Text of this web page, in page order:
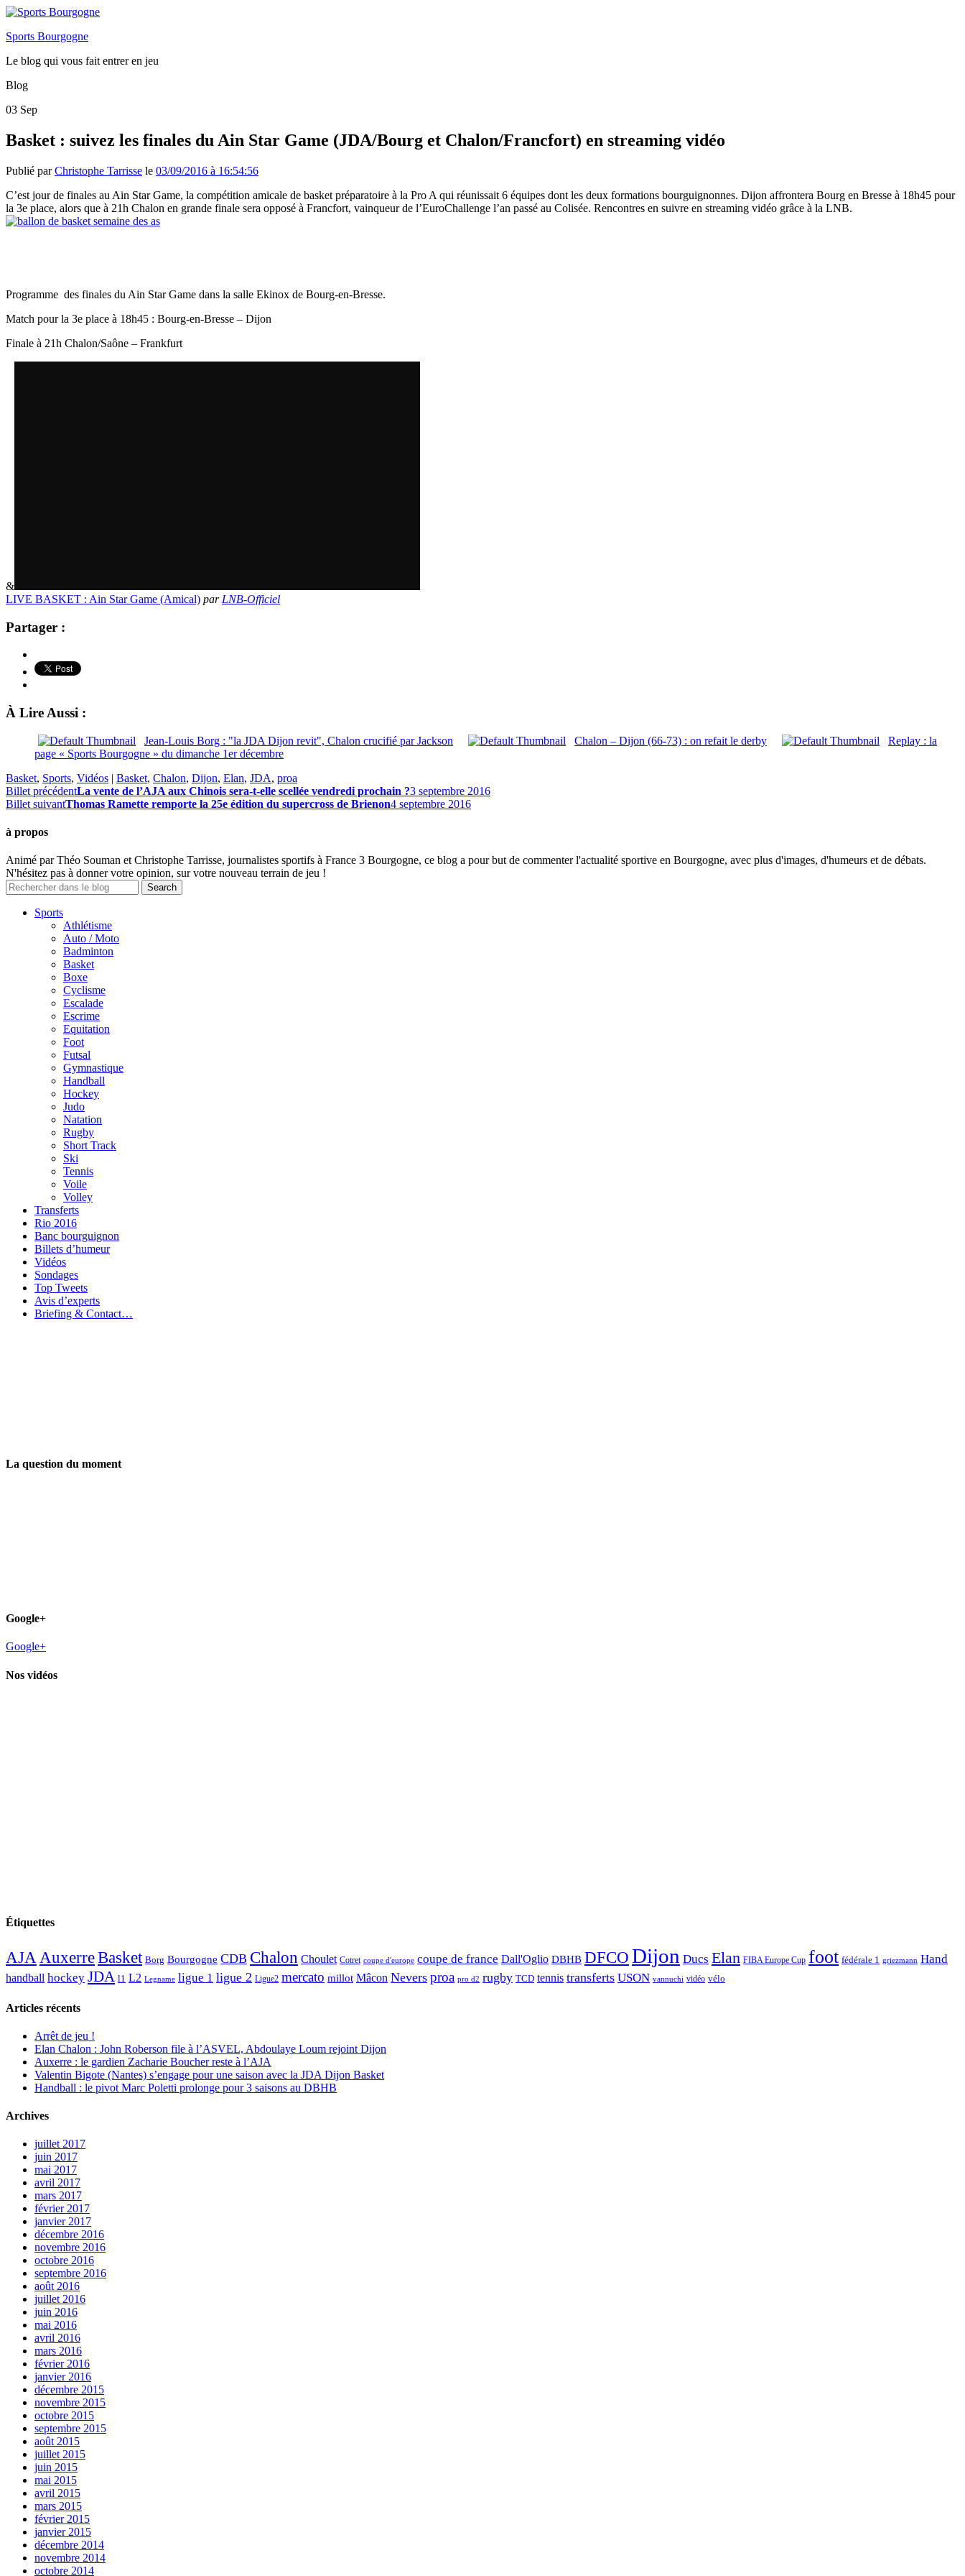
Sports Bourgogne
Le blog qui vous fait entrer en jeu
Blog
03 Sep
Basket : suivez les finales du Ain Star Game (JDA/Bourg et Chalon/Francfort) en streaming vidéo
Publié parChristophe Tarrisse le 03/09/2016 à 16:54:56
C’est jour de finales au Ain Star Game, la compétition amicale de basket préparatoire à la Pro A qui réunissait 6 équipes dont les deux formations bourguignonnes. Dijon affrontera Bourg en Bresse à 18h45 pour
la 3e place, alors que à 21h Chalon en grande finale sera opposé à Francfort, vainqueur de l’EuroChallenge l’an passé au Colisée. Rencontres en suivre en streaming vidéo grâce à la LNB.
Programme des finales du Ain Star Game dans la salle Ekinox de Bourg-en-Bresse.
Match pour la 3e place à 18h45 : Bourg-en-Bresse – Dijon
Finale à 21h Chalon/Saône – Frankfurt
&
LIVE BASKET : Ain Star Game (Amical) par LNB-Officiel
Partager :
À Lire Aussi :
Jean-Louis Borg : "la JDA Dijon revit", Chalon crucifié par Jackson Chalon – Dijon (66-73) : on refait le derby
Replay : la
page « Sports Bourgogne » du dimanche 1er décembre
Basket, Sports, Vidéos | Basket, Chalon, Dijon, Elan, JDA, proa
Billet précédentLa vente de l’AJA aux Chinois sera-t-elle scellée vendredi prochain ?3 septembre 2016
Billet suivantThomas Ramette remporte la 25e édition du supercross de Brienon4 septembre 2016
à propos
Animé par Théo Souman et Christophe Tarrisse, journalistes sportifs à France 3 Bourgogne, ce blog a pour but de commenter l'actualité sportive en Bourgogne, avec plus d'images, d'humeurs et de débats.
N'hésitez pas à donner votre opinion, sur votre nouveau terrain de jeu !
Sports
Athlétisme
Auto / Moto
Badminton
Basket
Boxe
Cyclisme
Escalade
Escrime
Equitation
Foot
Futsal
Gymnastique
Handball
Hockey
Judo
Natation
Rugby
Short Track
Ski
Tennis
Voile
Volley
Transferts
Rio 2016
Banc bourguignon
Billets d’humeur
Vidéos
Sondages
Top Tweets
Avis d’experts
Briefing & Contact…
La question du moment
Google+
Google+
Nos vidéos
Étiquettes
AJAAuxerreBasket Borg Bourgogne CDB Chalon Choulet Cotret coupe d'europe coupe de france Dall'Oglio DBHB DFCODijon Ducs Elan FIBA Europe Cup foot fédérale 1 griezmann Hand
handball hockey JDA l1 L2 Legname ligue 1 ligue 2 Ligue2 mercato millot Mâcon Nevers proa pro d2 rugby TCD tennis transferts USON vannuchi vidéo vélo
Articles récents
Arrêt de jeu !
Elan Chalon : John Roberson file à l’ASVEL, Abdoulaye Loum rejoint Dijon
Auxerre : le gardien Zacharie Boucher reste à l’AJA
Valentin Bigote (Nantes) s’engage pour une saison avec la JDA Dijon Basket
Handball : le pivot Marc Poletti prolonge pour 3 saisons au DBHB
Archives
juillet 2017
juin 2017
mai 2017
avril 2017
mars 2017
février 2017
janvier 2017
décembre 2016
novembre 2016
octobre 2016
septembre 2016
août 2016
juillet 2016
juin 2016
mai 2016
avril 2016
mars 2016
février 2016
janvier 2016
décembre 2015
novembre 2015
octobre 2015
septembre 2015
août 2015
juillet 2015
juin 2015
mai 2015
avril 2015
mars 2015
février 2015
janvier 2015
décembre 2014
novembre 2014
octobre 2014